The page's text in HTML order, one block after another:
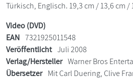
Türkisch, Englisch. 19,3 cm / 13,6 cm /
Video (DVD)
EAN 7321925011548
Veröffentlicht Juli 2008
Verlag/Hersteller Warner Bros
Übersetzer Mit Carl Duering, Clive